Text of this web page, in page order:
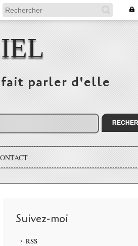
parler d'elle
Suivez-moi
RSS